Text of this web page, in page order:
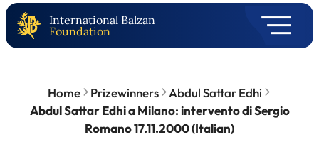
International Balzan
Foundation
Home Prizewinners
Abdul Sattar Edhi
Abdul Sattar Edhi a Milano: intervento di Sergio
Romano 17.11.2000 (Italian)